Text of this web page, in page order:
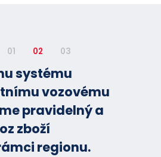
01 02 03
systému
vozovému
pravidelný a
zboží
regionu.